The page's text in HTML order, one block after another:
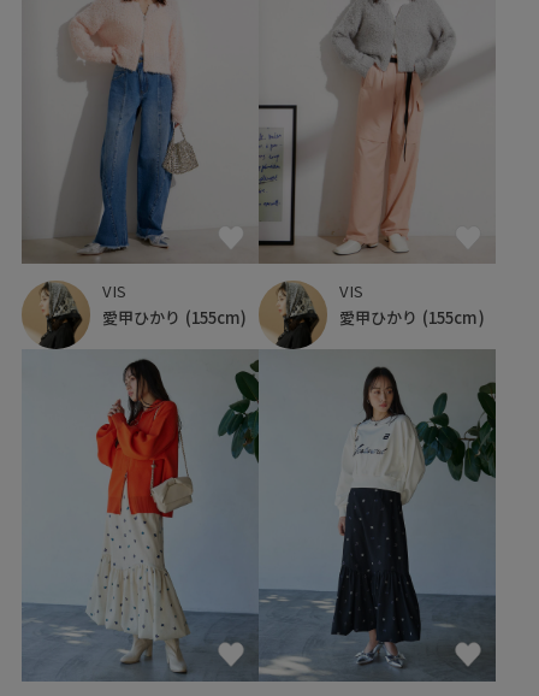
VIS
愛甲ひかり (155cm)
VIS
愛甲ひかり (155cm)